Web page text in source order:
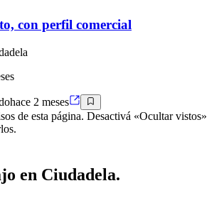
con perfil comercial
hace 2 meses
de esta página. Desactivá «Ocultar vistos»
en Ciudadela.